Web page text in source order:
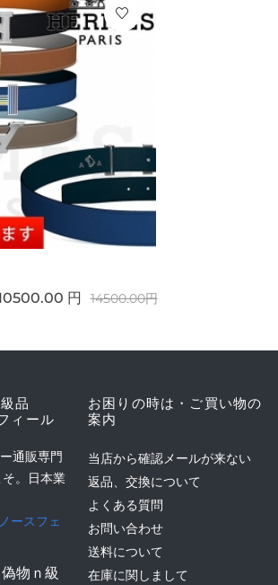
円 14500.00円
品
ィール
通販専門
。日本業
ノースフェ
物ｎ級
お困りの時は・ご買い物の
案内
当店から確認メールが来ない
返品、交換について
よくある質問
お問い合わせ
送料について
在庫に関しまして